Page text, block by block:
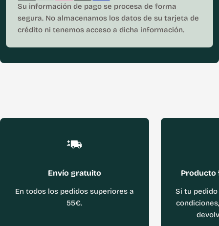
pago
Su información de pago se procesa de forma
segura. No almacenamos los datos de su tarjeta de
crédito ni tenemos acceso a dicha información.
Envío gratuito
En todos los pedidos superiores a
55€.
Producto
Si tu